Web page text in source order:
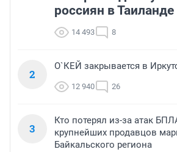
россиян в Таиланде
14 493 8
2
О`КЕЙ закрывается в
12 940 26
3
Кто потерял из-за атак
крупнейших продавцов
Байкальского региона